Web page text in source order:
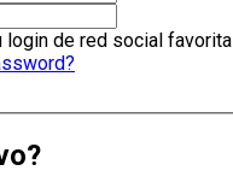
login de red social favorita